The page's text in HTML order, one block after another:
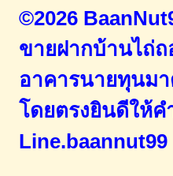
©2026
ขายฝากบ้านไถ่
อาคารนายทุนมา
โดยตรงยินดีให้ค
Line.baannut99